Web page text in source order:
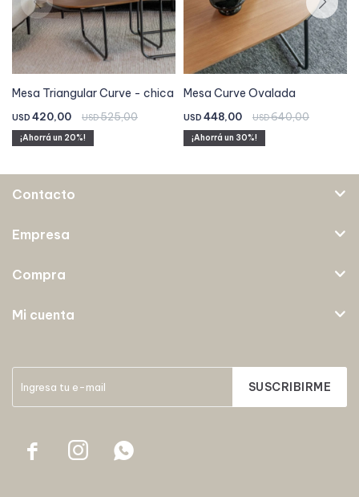
Mesa Triangular Curve - chica
USD 420,00 USD525,00
20
Mesa Curve Ovalada
USD 448,00 USD640,00
30
SUSCRIBIRME
  
Contacto
Empresa
Compra
Mi cuenta